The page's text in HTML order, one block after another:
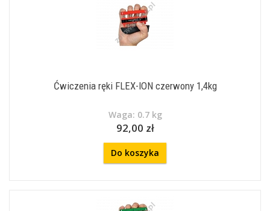
Ćwiczenia ręki FLEX-ION czerwony 1,4kg
Waga: 0.7 kg
92,00 zł
Do koszyka